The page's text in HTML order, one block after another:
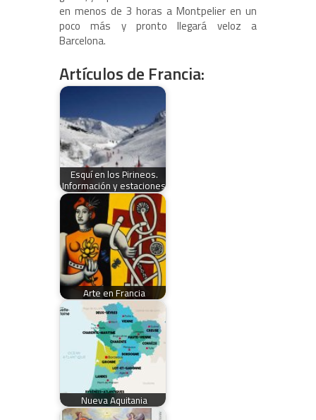
en menos de 3 horas a Montpelier en un
poco más y pronto llegará veloz a
Barcelona.
Artículos de Francia:
Esquí en los Pirineos.
Información y estaciones
Arte en Francia
Nueva Aquitania